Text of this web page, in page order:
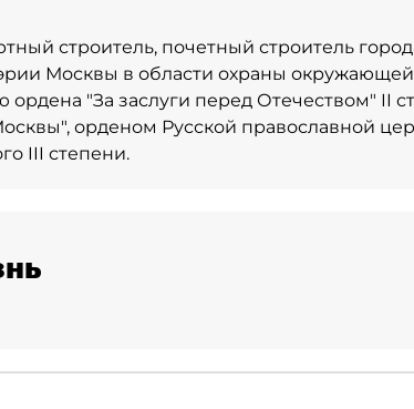
строитель, почетный строитель
Москвы в области охраны
"За заслуги перед Отечеством" II
орденом Русской православной
III степени.